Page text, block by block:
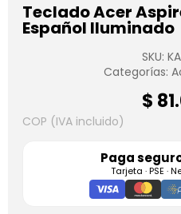
Teclado Acer
Español Iluminado
SKU:
Categorías:
$
COP (IVA incluido)
Paga
Tarjeta · PSE ·